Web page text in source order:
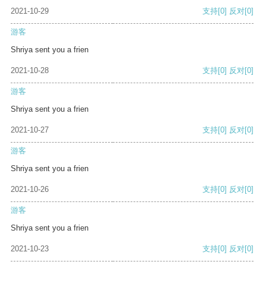
2021-10-29 支持[0] 反对[0]
游客
Shriya sent you a frien
2021-10-28 支持[0] 反对[0]
游客
Shriya sent you a frien
2021-10-27 支持[0] 反对[0]
游客
Shriya sent you a frien
2021-10-26 支持[0] 反对[0]
游客
Shriya sent you a frien
2021-10-23 支持[0] 反对[0]